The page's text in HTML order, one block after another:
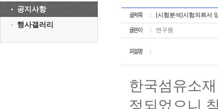
공지사항
행사갤러리
[시험분석]시험의뢰서
연구원
한국섬유소
정되었으니